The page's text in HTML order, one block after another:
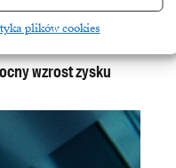
plików cookies
wzrost zysku